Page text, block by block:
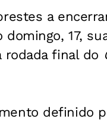
a
17,
rodada final do
definido